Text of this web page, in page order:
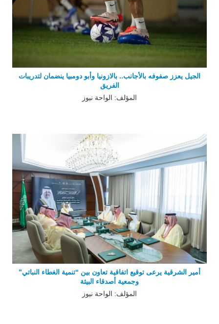
الجيل يعزز صفوفه بالأجانب.. بالازونيا وأبو دومبيا ينضمان لتدريبات
الفريق
المؤلف: الواحة نيوز
أمير الشرقية يرعى توقيع اتفاقية تعاون بين “تنمية الغطاء النباتي”
وجمعية أصدقاء البيئة
المؤلف: الواحة نيوز